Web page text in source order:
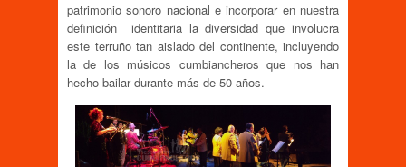
patrimonio sonoro nacional e incorporar en nuestra
definición identitaria la diversidad que involucra
este terruño tan aislado del continente, incluyendo
la de los músicos cumbiancheros que nos han
hecho bailar durante más de 50 años.